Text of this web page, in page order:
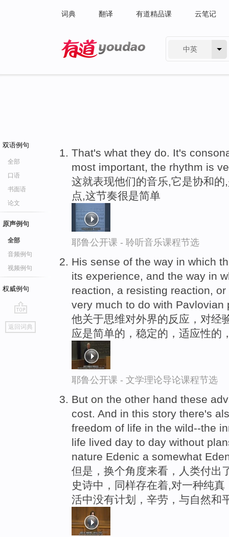
词典 翻译 有道精品课 云笔记
中英
双语例句
全部
口语
书面语
论文
原声例句
全部
音频例句
视频例句
权威例句
go
top
返回词典
That's what they do. It's
most important, the rhythm is
这就表现他们的音乐,它是协和
点,这节奏很是简单
耶鲁公开课 - 聆听音乐课程节选
His sense of the way in which
its experience, and the way in
reaction, a resisting reaction,
very much to do with Pavlovian
他关于思维对外界的反应，对经
应是简单的，稳定的，适应性的
耶鲁公开课 - 文学理论导论课程节选
But on the other hand these
cost. And in this story there's
freedom of life in the wild--the
life lived day to day without
nature Edenic a somewhat
但是，换个角度来看，人类付出
史诗中，同样存在着,对一种纯
活中没有计划，辛劳，与自然和